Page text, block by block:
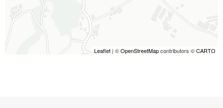
Leaflet | ©OpenStreetMapcontributors ©CARTO